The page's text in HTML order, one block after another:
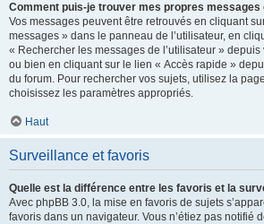
Comment puis-je trouver mes propres messages
Vos messages peuvent être retrouvés en cliquant
messages » dans le panneau de l’utilisateur, en
« Rechercher les messages de l’utilisateur » depuis
ou bien en cliquant sur le lien « Accès rapide »
du forum. Pour rechercher vos sujets, utilisez la
choisissez les paramètres appropriés.
Haut
Surveillance et favoris
Quelle est la différence entre les favoris et la
Avec phpBB 3.0, la mise en favoris de sujets
favoris dans un navigateur. Vous n’étiez pas notifié